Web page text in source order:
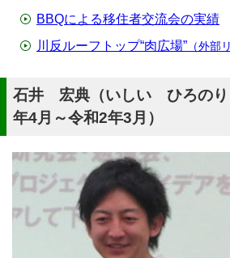
BBQによる移住者交流会の実績
川反ルーフトップ“肉広場” （外部
石井 宏典（いしい ひろの
年4月～令和2年3月）